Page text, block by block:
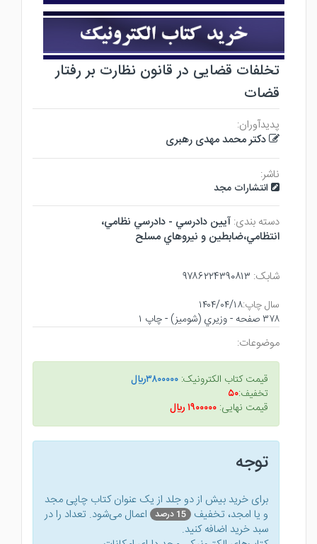
تخلفات قضایی در قانون نظارت بر رفتار
قضات
پدیدآوران:
دکتر محمد مهدی رهبری
ناشر:
انتشارات مجد
دسته بندی: آيين دادرسي - دادرسي نظامي،
انتظامي،ضابطين و نيروهاي مسلح
شابک: ۹۷۸۶۲۲۴۳۹۰۸۱۳
سال چاپ:۱۴۰۴/۰۴/۱۸
۳۷۸ صفحه - وزيري (شوميز) - چاپ ۱
موضوعات:
قیمت کتاب الکترونیک: ۳۸۰۰۰۰۰ريال
تخفیف:۵۰
قیمت نهایی: ۱۹۰۰۰۰۰ ريال
توجه
برای خرید بیش از دو جلد از یک عنوان کتاب‌ چاپی مجد
و یا امجد، تخفیف 15 درصد
اعمال می‌شود. تعداد را در
سبد خرید اضافه کنید.